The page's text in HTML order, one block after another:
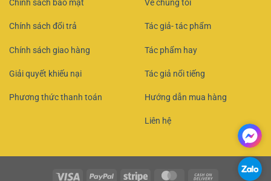
Chính sách bảo mật
Chính sách đổi trả
Chính sách giao hàng
Giải quyết khiếu nại
Phương thức thanh toán
Về chúng tôi
Tác giả- tác phẩm
Tác phẩm hay
Tác giả nổi tiếng
Hướng dẫn mua hàng
Liên hệ